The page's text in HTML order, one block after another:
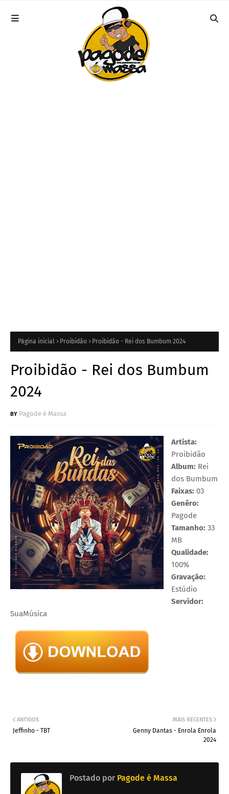
Página inicial Proibidão Proibidão - Rei dos Bumbum 2024
Proibidão - Rei dos Bumbum
2024
Pagode é Massa
Artista:
Proibidão
Album: Rei
dos Bumbum
Faixas: 03
Genêro:
Pagode
Tamanho: 33
MB
Qualidade:
100%
Gravação:
Estúdio
Servidor:
SuaMúsica
MAIS RECENTES
Genny Dantas - Enrola Enrola
2024
ANTIGOS
Jeffinho - TBT
Postado por Pagode é Massa